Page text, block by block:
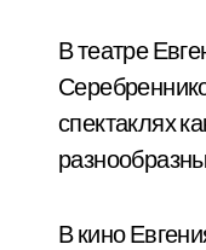
В театре
спектаклях
В кино